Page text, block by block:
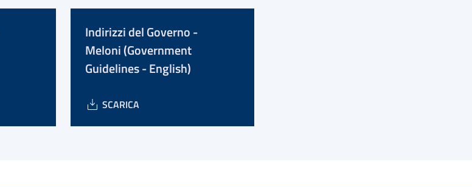
Indirizzi del Governo -
Meloni (Government
Guidelines - English)
SCARICA